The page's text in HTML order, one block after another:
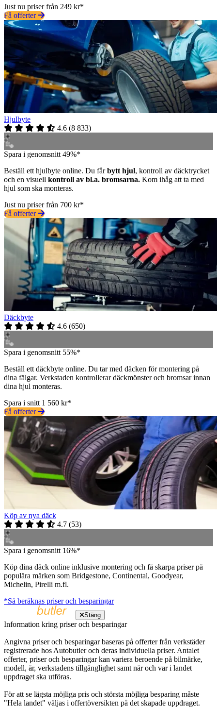
Just nu priser från 249 kr*
Få offerter
Hjulbyte
4.6 (8 833)
Spara i genomsnitt 49%*
Beställ ett hjulbyte online. Du fårbytt hjul, kontroll av däcktrycket
och en visuell kontroll av bl.a. bromsarna. Kom ihåg att ta med
hjul som ska monteras.
Just nu priser från 700 kr*
Få offerter
Däckbyte
4.6 (650)
Spara i genomsnitt 55%*
Beställ ett däckbyte online. Du tar med däcken för montering på
dina fälgar. Verkstaden kontrollerar däckmönster och bromsar innan
dina hjul monteras.
Spara i snitt 1 560 kr*
Få offerter
Köp av nya däck
4.7 (53)
Spara i genomsnitt 16%*
Köp dina däck online inklusive montering och få skarpa priser på
populära märken som Bridgestone, Continental, Goodyear,
Michelin, Pirelli m.fl.
*Så beräknas priser och besparingar
Stäng
Information kring priser och besparingar
Angivna priser och besparingar baseras på offerter från verkstäder
registrerade hos Autobutler och deras individuella priser. Antalet
offerter, priser och besparingar kan variera beroende på bilmärke,
modell, år, verkstadens tillgänglighet samt när och var i landet
uppdraget ska utföras.
För att se lägsta möjliga pris och största möjliga besparing måste
"Hela landet" väljas i offertöversikten på det skapade uppdraget.